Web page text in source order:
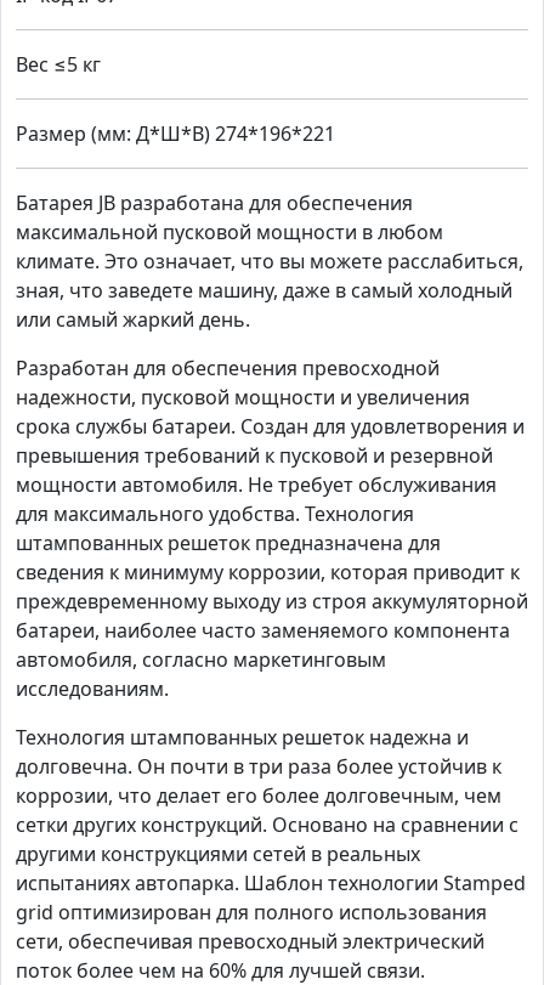
Вес ≤5 кг
Размер (мм: Д*Ш*В) 274*196*221
Батарея JB разработана для обеспечения
максимальной пусковой мощности в любом
климате. Это означает, что вы можете расслабиться,
зная, что заведете машину, даже в самый холодный
или самый жаркий день.
Разработан для обеспечения превосходной
надежности, пусковой мощности и увеличения
срока службы батареи. Создан для удовлетворения и
превышения требований к пусковой и резервной
мощности автомобиля. Не требует обслуживания
для максимального удобства. Технология
штампованных решеток предназначена для
сведения к минимуму коррозии, которая приводит к
преждевременному выходу из строя аккумуляторной
батареи, наиболее часто заменяемого компонента
автомобиля, согласно маркетинговым
исследованиям.
Технология штампованных решеток надежна и
долговечна. Он почти в три раза более устойчив к
коррозии, что делает его более долговечным, чем
сетки других конструкций. Основано на сравнении с
другими конструкциями сетей в реальных
испытаниях автопарка. Шаблон технологии Stamped
grid оптимизирован для полного использования
сети, обеспечивая превосходный электрический
поток более чем на 60% для лучшей связи.